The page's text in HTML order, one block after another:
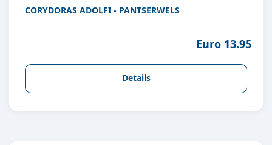
CORYDORAS ADOLFI - PANTSERWELS
Euro 13.95
Details